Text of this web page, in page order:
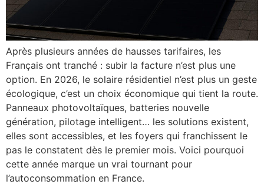
Après plusieurs années de hausses tarifaires, les
Français ont tranché : subir la facture n’est plus une
option. En 2026, le solaire résidentiel n’est plus un geste
écologique, c’est un choix économique qui tient la route.
Panneaux photovoltaïques, batteries nouvelle
génération, pilotage intelligent… les solutions existent,
elles sont accessibles, et les foyers qui franchissent le
pas le constatent dès le premier mois. Voici pourquoi
cette année marque un vrai tournant pour
l’autoconsommation en France.